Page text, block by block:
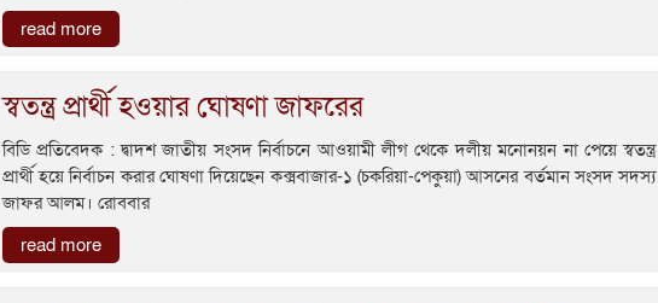
read more
স্বতন্ত্র প্রার্থী হওয়ার ঘোষণা জাফরের
বিডি প্রতিবেদক : দ্বাদশ জাতীয় সংসদ নির্বাচনে আওয়ামী লীগ থেকে দলীয় মনোনয়ন না পেয়ে স্বতন্ত্র
প্রার্থী হয়ে নির্বাচন করার ঘোষণা দিয়েছেন কক্সবাজার-১ (চকরিয়া-পেকুয়া) আসনের বর্তমান সংসদ সদস্য
জাফর আলম। রোববার
read more